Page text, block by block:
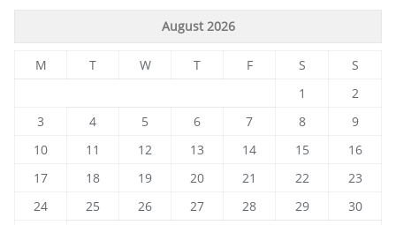
August 2026
M T W T F S
S
1
2
3
4 5 6 7 8
9
10
11 12 13 14 15
16
17
18 19 20 21 22
23
24
25 26 27 28 29
30